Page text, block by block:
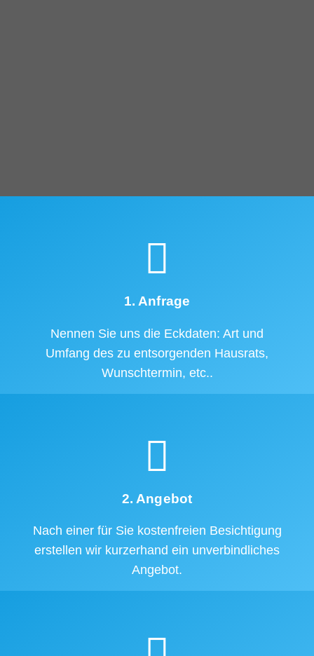
1. Anfrage
Nennen Sie uns die Eckdaten: Art und
Umfang des zu entsorgenden Hausrats,
Wunschtermin, etc..
2. Angebot
Nach einer für Sie kostenfreien Besichtigung
erstellen wir kurzerhand ein unverbindliches
Angebot.